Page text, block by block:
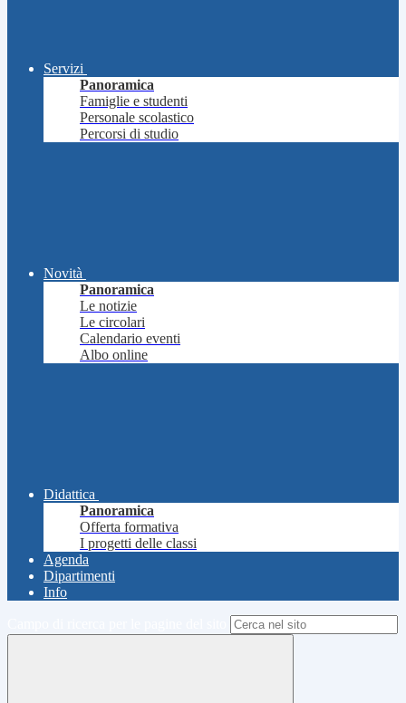
Servizi
Panoramica
Famiglie e studenti
Personale scolastico
Percorsi di studio
Novità
Panoramica
Le notizie
Le circolari
Calendario eventi
Albo online
Didattica
Panoramica
Offerta formativa
I progetti delle classi
Agenda
Dipartimenti
Info